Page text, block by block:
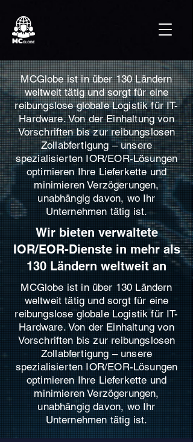
MCGlobe ist in über 130 Ländern
weltweit tätig und sorgt für eine
reibungslose globale Logistik für IT-
Hardware. Von der Einhaltung von
Vorschriften bis zur reibungslosen
Zollabfertigung – unsere
spezialisierten IOR/EOR-Lösungen
optimieren Ihre Lieferkette und
minimieren Verzögerungen,
unabhängig davon, wo Ihr
Unternehmen tätig ist.
Wir bieten verwaltete
IOR/EOR-Dienste in mehr als
130 Ländern weltweit an
MCGlobe ist in über 130 Ländern
weltweit tätig und sorgt für eine
reibungslose globale Logistik für IT-
Hardware. Von der Einhaltung von
Vorschriften bis zur reibungslosen
Zollabfertigung – unsere
spezialisierten IOR/EOR-Lösungen
optimieren Ihre Lieferkette und
minimieren Verzögerungen,
unabhängig davon, wo Ihr
Unternehmen tätig ist.